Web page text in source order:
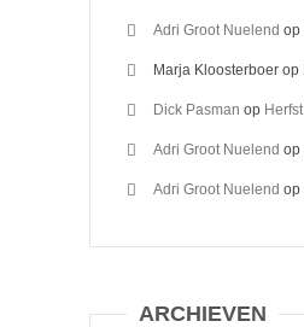
Adri Groot Nuelend op
Marja Kloosterboer op
Dick Pasman op Herfst
Adri Groot Nuelend op
Adri Groot Nuelend op
ARCHIEVEN